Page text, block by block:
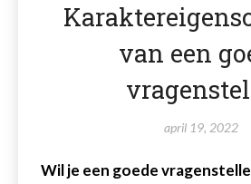
van een
april 19, 2022
Wil je een goede